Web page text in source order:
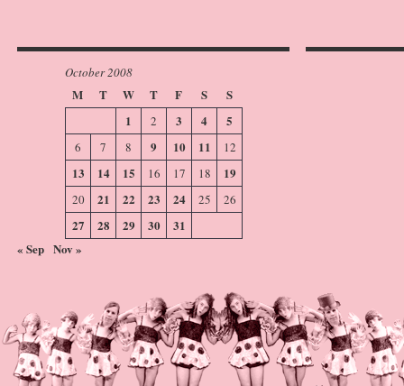
October 2008
M T W T F S
S
1
2 3 4 5
6 7 8 9 10 11 12
13 14 15 16 17 18 19
20 21 22 23 24 25 26
27 28 29 30
31
« Sep Nov »